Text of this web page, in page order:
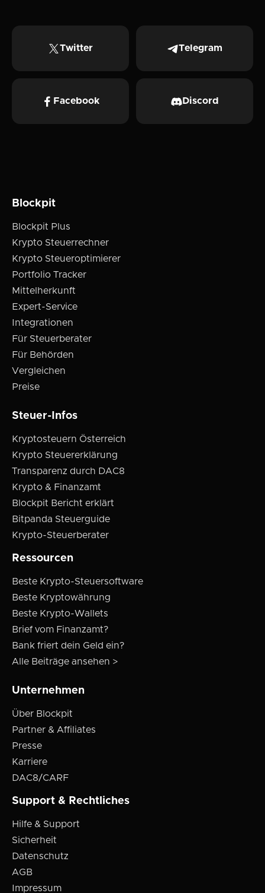
Twitter Telegram
Facebook Discord
Blockpit
Blockpit Plus
Krypto Steuerrechner
Krypto Steueroptimierer
Portfolio Tracker
Mittelherkunft
Expert-Service
Integrationen
Für Steuerberater
Für Behörden
Vergleichen
Preise
Steuer-Infos
Kryptosteuern Österreich
Krypto Steuererklärung
Transparenz durch DAC8
Krypto & Finanzamt
Blockpit Bericht erklärt
Bitpanda Steuerguide
Krypto-Steuerberater
Ressourcen
Beste Krypto-Steuersoftware
Beste Kryptowährung
Beste Krypto-Wallets
Brief vom Finanzamt?
Bank friert dein Geld ein?
Alle Beiträge ansehen >
Unternehmen
Über Blockpit
Partner & Affiliates
Presse
Karriere
DAC8/CARF
Support & Rechtliches
Hilfe & Support
Sicherheit
Datenschutz
AGB
Impressum